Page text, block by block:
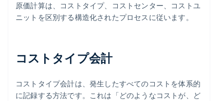
原価計算は、コストタイプ、コストセンター、コストユ
ニットを区別する構造化されたプロセスに従います。
コストタイプ会計
コストタイプ会計は、発生したすべてのコストを体系的
に記録する方法です。これは「どのようなコストが、ど